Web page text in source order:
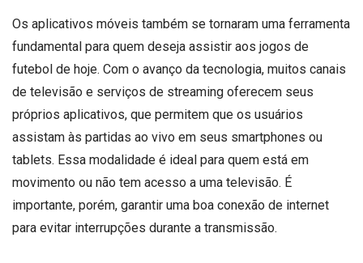
Os aplicativos móveis também se tornaram uma ferramenta
fundamental para quem deseja assistir aos jogos de
futebol de hoje. Com o avanço da tecnologia, muitos canais
de televisão e serviços de streaming oferecem seus
próprios aplicativos, que permitem que os usuários
assistam às partidas ao vivo em seus smartphones ou
tablets. Essa modalidade é ideal para quem está em
movimento ou não tem acesso a uma televisão. É
importante, porém, garantir uma boa conexão de internet
para evitar interrupções durante a transmissão.